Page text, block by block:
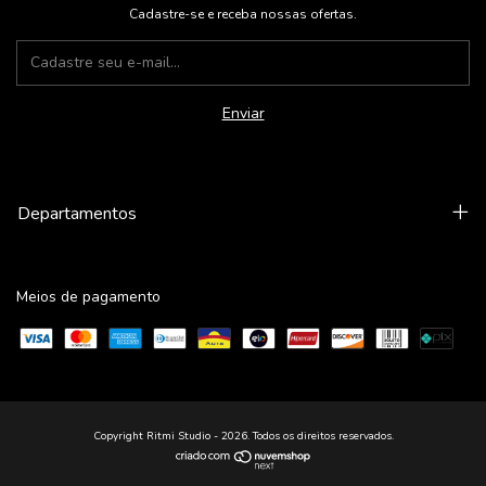
Cadastre-se e receba nossas ofertas.
Departamentos
Meios de pagamento
Copyright Ritmi Studio - 2026. Todos os direitos reservados.